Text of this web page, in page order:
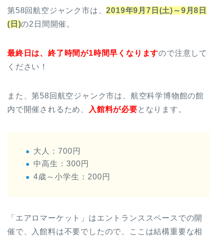
第58回航空ジャンク市は、2019年9月7日(土)～9月8日
(日)の2日間開催。
最終日は、終了時間が1時間早くなりますので注意して
ください！
また、第58回航空ジャンク市は、航空科学博物館の館
内で開催されるため、
入館料が必要 となります。
大人：700円
中高生：300円
4歳～小学生：200円
「エアロマーケット」はエントランススペースでの開
催で、入館料は不要でしたので、ここは結構重要な相